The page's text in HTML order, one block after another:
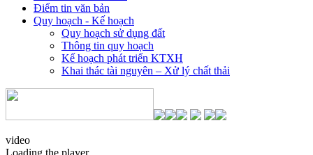
Điểm tin văn bản
Quy hoạch - Kế hoạch
Quy hoạch sử dụng đất
Thông tin quy hoạch
Kế hoạch phát triển KTXH
Khai thác tài nguyên – Xử lý chất thải
video